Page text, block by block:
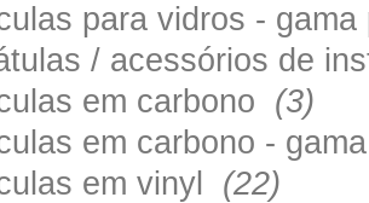
para vidros -
/ acessórios de
em carbono (3)
em carbono -
em vinyl (22)